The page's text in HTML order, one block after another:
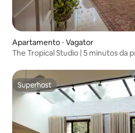
Apartamento ⋅ Vagator
The Tropical Studio | 5 minutos da
Superhost
Superhost